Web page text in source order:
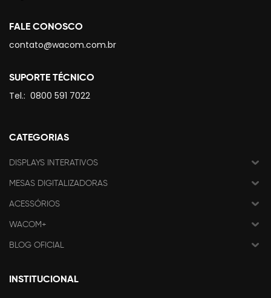
FALE CONOSCO
contato@wacom.com.br
SUPORTE TÉCNICO
Tel.: 0800 591 7022
CATEGORIAS
DISPLAYS INTERATIVOS
MESAS DIGITALIZADORAS
ACESSÓRIOS
WACOM+
BLOG OFICIAL
INSTITUCIONAL